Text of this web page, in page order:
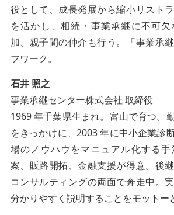
役として、成長発展から縮小リスト
を活かし、相続・事業承継に不可
加、親子間の仲介も行う。「事業承
フワーク。
石井 照之
事業承継センター株式会社 取締役
1969 年千葉県生まれ。富山で育つ。
をきっかけに、2003 年に中小企業診
場のノウハウをマニュアル化する
案、販路開拓、金融支援が得意。後
コンサルティングの両面で奔走中。
分かりやすく説明することをモットー